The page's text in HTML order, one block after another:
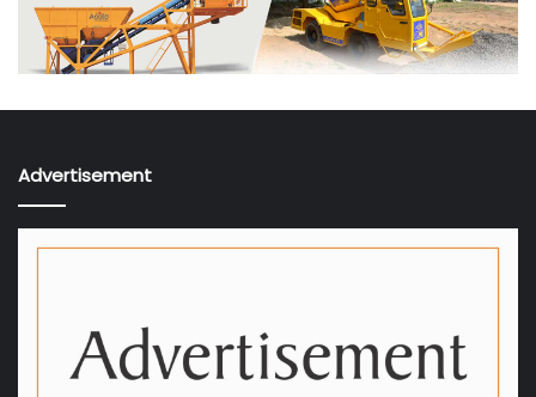
Advertisement